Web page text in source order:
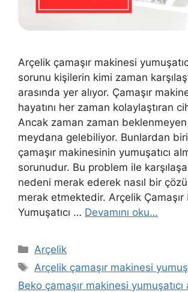
Arçelik çamaşır makinesi
sorunu kişilerin kimi zaman
arasında yer alıyor. Çamaşır
hayatını her zaman kolaylaştıran
Ancak zaman zaman beklenmeyen
meydana gelebiliyor. Bunlardan
çamaşır makinesinin yumuşatıcı
sorunudur. Bu problem ile
nedeni merak ederek nasıl bir
merak etmektedir. Arçelik Çamaşır
Yumuşatıcı … Devamını oku…
Kategoriler
Arçelik
Etiketler
Arçelik çamaşır makinesi
Beko çamaşır makinesi yumuşatıcı